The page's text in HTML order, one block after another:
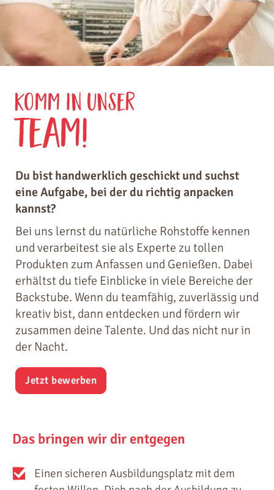
Komm in unser
Team!
Du bist handwerklich geschickt und suchst
eine Aufgabe, bei der du richtig anpacken
kannst?
Bei uns lernst du natürliche Rohstoffe kennen
und verarbeitest sie als Experte zu tollen
Produkten zum Anfassen und Genießen. Dabei
erhältst du tiefe Einblicke in viele Bereiche der
Backstube. Wenn du teamfähig, zuverlässig und
kreativ bist, dann entdecken und fördern wir
zusammen deine Talente. Und das nicht nur in
der Nacht.
Jetzt bewerben
Das bringen wir dir entgegen
Einen sicheren Ausbildungsplatz mit dem